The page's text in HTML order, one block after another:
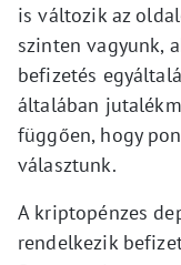
is változik az
szinten vagyunk,
befizetés
általában
függően, hogy
választunk.
A kriptopénzes
rendelkezik